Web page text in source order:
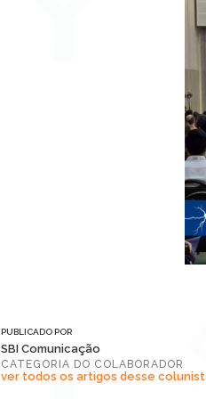
PUBLICADO POR
SBI Comunicação
CATEGORIA DO COLABORADOR
ver todos os artigos desse